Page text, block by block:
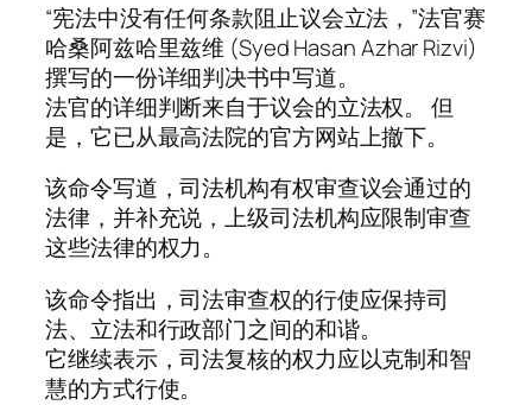
“宪法中没有任何条款阻止议会立法，”法官赛
哈桑阿兹哈里兹维 (Syed Hasan Azhar Rizvi)
撰写的一份详细判决书中写道。
法官的详细判断来自于议会的立法权。 但
是，它已从最高法院的官方网站上撤下。
该命令写道，司法机构有权审查议会通过的
法律，并补充说，上级司法机构应限制审查
这些法律的权力。
该命令指出，司法审查权的行使应保持司
法、立法和行政部门之间的和谐。
它继续表示，司法复核的权力应以克制和智
慧的方式行使。